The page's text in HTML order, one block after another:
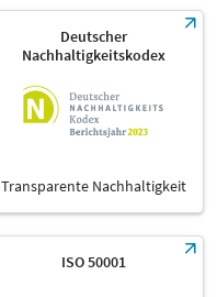
Deutscher
Nachhaltigkeitskodex
Transparente Nachhaltigkeit
ISO 50001